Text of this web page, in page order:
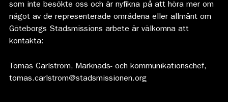
som inte besökte oss och är nyfikna på att höra mer om
något av de representerade områdena eller allmänt om
Göteborgs Stadsmissions arbete är välkomna att
kontakta:
Tomas Carlström, Marknads- och kommunikationschef,
tomas.carlstrom@stadsmissionen.org